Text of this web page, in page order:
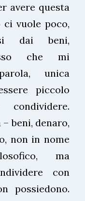
avere questa
ci vuole poco,
dai beni,
che mi
unica
piccolo
beni, denaro,
non in nome
ma
con
possiedono.